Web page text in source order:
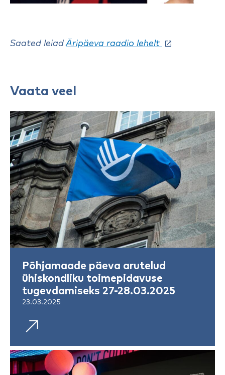
Saated leiadÄripäeva raadio lehelt
Vaata veel
Põhjamaade päeva arutelud
ühiskondliku toimepidavuse
tugevdamiseks 27-28.03.2025
23.03.2025